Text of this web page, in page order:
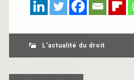
L'actualité du droit